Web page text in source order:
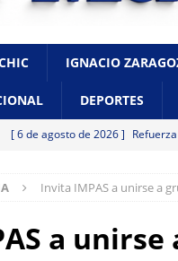
IGNACIO
DEPORTES
[ 6 de agosto de 2026 ]
[ 6 de agosto de 2026 ] Incendio
Ampliación; investigan posible
Marco
Invita IMPAS a unirse a
a unirse